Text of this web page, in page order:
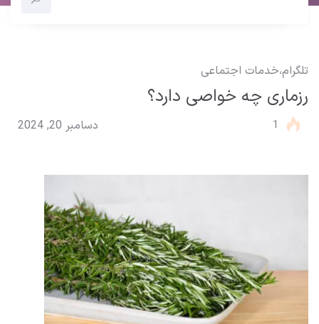
تلگرام،خدمات اجتماعی
رزماری چه خواصی دارد؟
1 دسامبر 20, 2024